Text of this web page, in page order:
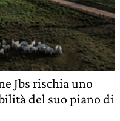
Jbs rischia uno
del suo piano di